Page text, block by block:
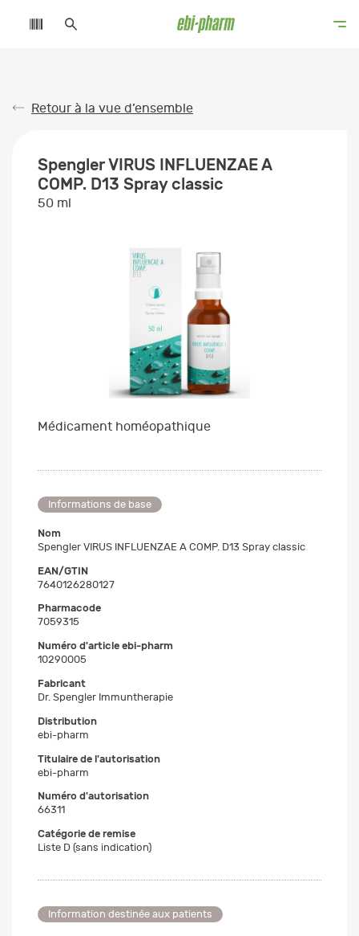
Retour à la vue d’ensemble
Spengler VIRUS INFLUENZAE A
COMP. D13 Spray classic
50 ml
Médicament homéopathique
Informations de base
Nom
Spengler VIRUS INFLUENZAE A COMP. D13 Spray classic
EAN/GTIN
7640126280127
Pharmacode
7059315
Numéro d'article ebi-pharm
10290005
Fabricant
Dr. Spengler Immuntherapie
Distribution
ebi-pharm
Titulaire de l'autorisation
ebi-pharm
Numéro d'autorisation
66311
Catégorie de remise
Liste D (sans indication)
Information destinée aux patients